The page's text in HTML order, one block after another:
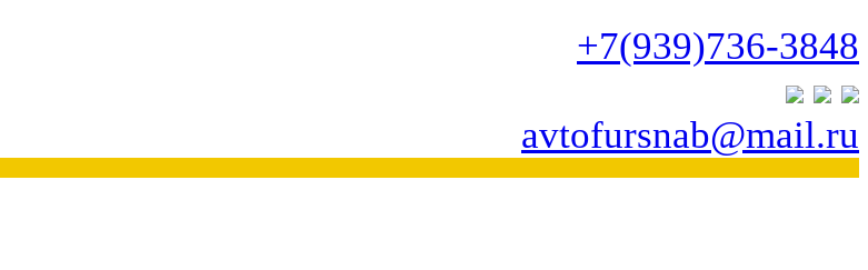
+7(939)736-3848
avtofursnab@mail.ru